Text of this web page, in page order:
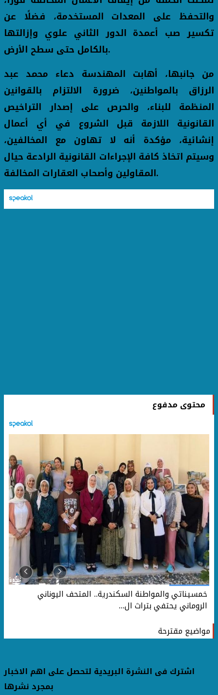
والتحفظ على المعدات المستخدمة، فضلًا عن
تكسير صب أعمدة الدور الثاني علوي وإزالتها
بالكامل حتى سطح الأرض.
من جانبها، أهابت المهندسة دعاء محمد عبد
الرزاق بالمواطنين، ضرورة الالتزام بالقوانين
المنظمة للبناء، والحرص على إصدار التراخيص
القانونية اللازمة قبل الشروع في أي أعمال
إنشائية، مؤكدة أنه لا تهاون مع المخالفين،
وسيتم اتخاذ كافة الإجراءات القانونية الرادعة حيال
المقاولين وأصحاب العقارات المخالفة.
محتوى مدفوع
خمسيناتي والمواطنة السكندرية.. المتحف اليوناني
الروماني يحتفي بتراث ال...
مواضيع مقترحة
اشترك فى النشرة البريدية لتحصل على اهم الاخبار
بمجرد نشرها